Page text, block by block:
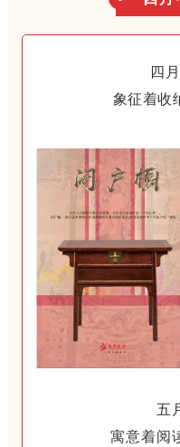
四
象征着收
五
寓意着阅